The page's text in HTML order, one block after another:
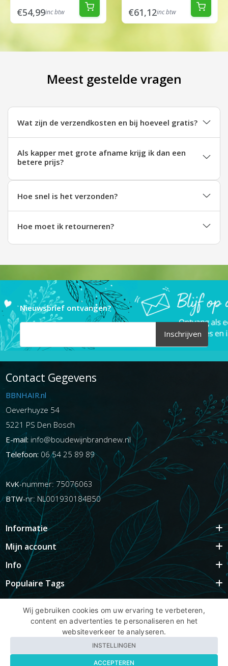
€54,99inc btw €61,12inc btw
Meest gestelde vragen
Wat zijn de verzendkosten en bij hoeveel gratis?
Als kapper met grote afname krijg ik dan een
betere prijs?
Hoe snel is het verzonden?
Hoe moet ik retourneren?
Nieuwsbrief ontvangen?
Inschrijven
Contact Gegevens
BBNHAIR.nl
Oeverhuyze 54
5221 PS Den Bosch
E-mail: info@boudewijnbrandnew.nl
Telefoon: 06 54 25 89 89
KvK-nummer: 75076063
BTW-nr: NL001930184B50
Informatie
Mijn account
Info
Populaire Tags
Copyright BBNhair.nl
Wij gebruiken cookies om uw ervaring te verbeteren,
content en advertenties te personaliseren en het
websiteverkeer te analyseren.
INSTELLINGEN
ACCEPTEREN